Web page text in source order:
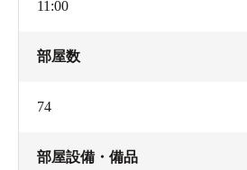
11:00
部屋数
74
部屋設備・備品